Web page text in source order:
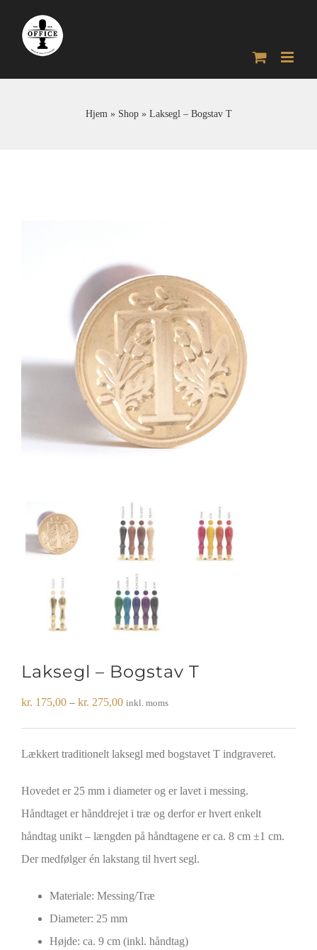
content
Hjem» Shop» Laksegl – Bogstav T
Laksegl – Bogstav T
kr. 175,00 – kr. 275,00Prisinterval:
inkl. moms
Lækkert traditionelt laksegl med bogstavet T indgraveret.
Hovedet er 25 mm i diameter og er lavet i messing.
Håndtaget er hånddrejet i træ og derfor er hvert enkelt
håndtag unikt – længden på håndtagene er ca. 8 cm ±1 cm.
Der medfølger én lakstang til hvert segl.
Materiale: Messing/Træ
Diameter: 25 mm
Højde: ca. 9 cm (inkl. håndtag)